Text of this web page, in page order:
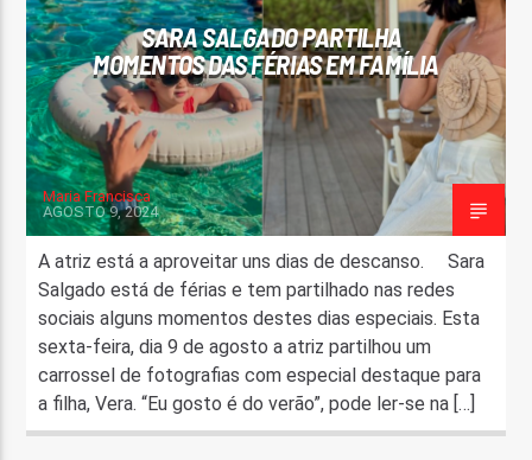
SARA SALGADO PARTILHA
MOMENTOS DAS FÉRIAS EM FAMÍLIA
Maria Francisca
AGOSTO 9, 2024
A atriz está a aproveitar uns dias de descanso. Sara
Salgado está de férias e tem partilhado nas redes
sociais alguns momentos destes dias especiais. Esta
sexta-feira, dia 9 de agosto a atriz partilhou um
carrossel de fotografias com especial destaque para
a filha, Vera. “Eu gosto é do verão”, pode ler-se na […]